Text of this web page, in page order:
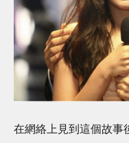
在網絡上見到這個故事